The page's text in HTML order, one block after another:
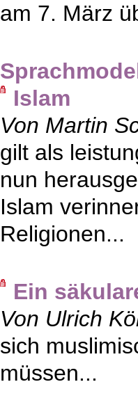
am 7. März
Islam
Von Martin
gilt als
nun
Islam
Religionen...
Ein
Von Ulrich
sich
müssen...